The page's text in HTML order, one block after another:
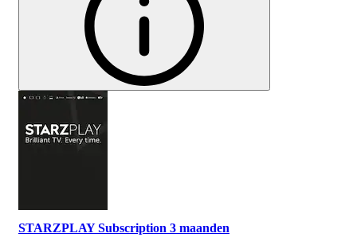
STARZPLAY Subscription 3 maanden